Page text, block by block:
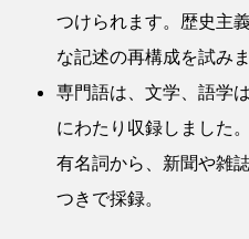
つけられます。歴史主
な記述の再構成を試みま
専門語は、文学、語学
にわたり収録しました
有名詞から、新聞や雑
つきで採録。